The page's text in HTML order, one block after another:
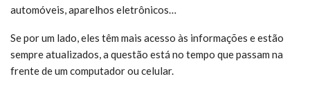
automóveis, aparelhos eletrônicos…
Se por um lado, eles têm mais acesso às informações e estão
sempre atualizados, a questão está no tempo que passam na
frente de um computador ou celular.